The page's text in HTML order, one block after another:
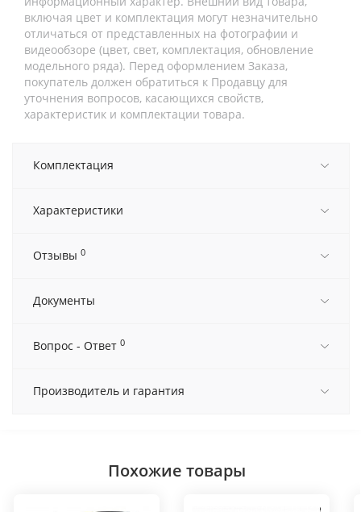
включая цвет и комплектация могут незначительно
отличаться от представленных на фотографии и
видеообзоре (цвет, свет, комплектация, обновление
модельного ряда). Перед оформлением Заказа,
покупатель должен обратиться к Продавцу для
уточнения вопросов, касающихся свойств,
характеристик и комплектации товара.
Комплектация
Характеристики
Отзывы 0
Документы
Вопрос - Ответ 0
Производитель и гарантия
Похожие товары